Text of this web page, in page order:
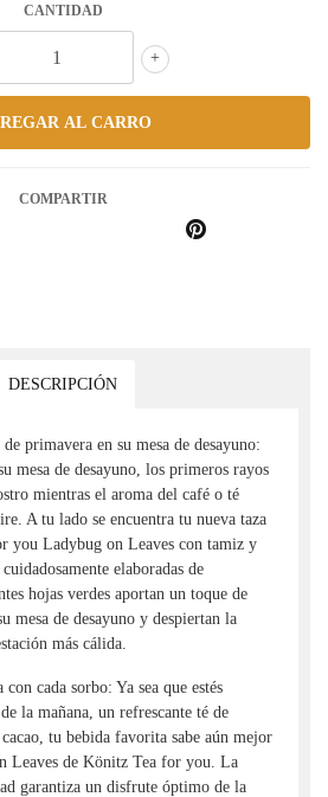
CANTIDAD
+
COMPARTIR
DESCRIPCIÓN
primavera en su mesa de desayuno:
mesa de desayuno, los primeros rayos
mientras el aroma del café o té
A tu lado se encuentra tu nueva taza
you Ladybug on Leaves con tamiz y
elaboradas de
hojas verdes aportan un toque de
mesa de desayuno y despiertan la
más cálida.
cada sorbo: Ya sea que estés
la mañana, un refrescante té de
tu bebida favorita sabe aún mejor
Leaves de Könitz Tea for you. La
garantiza un disfrute óptimo de la